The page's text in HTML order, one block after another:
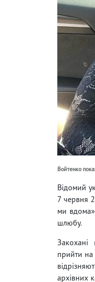
Войтенко
Відомий
7 червня
ми
шлюбу.
Закохані
прийти на
архівних